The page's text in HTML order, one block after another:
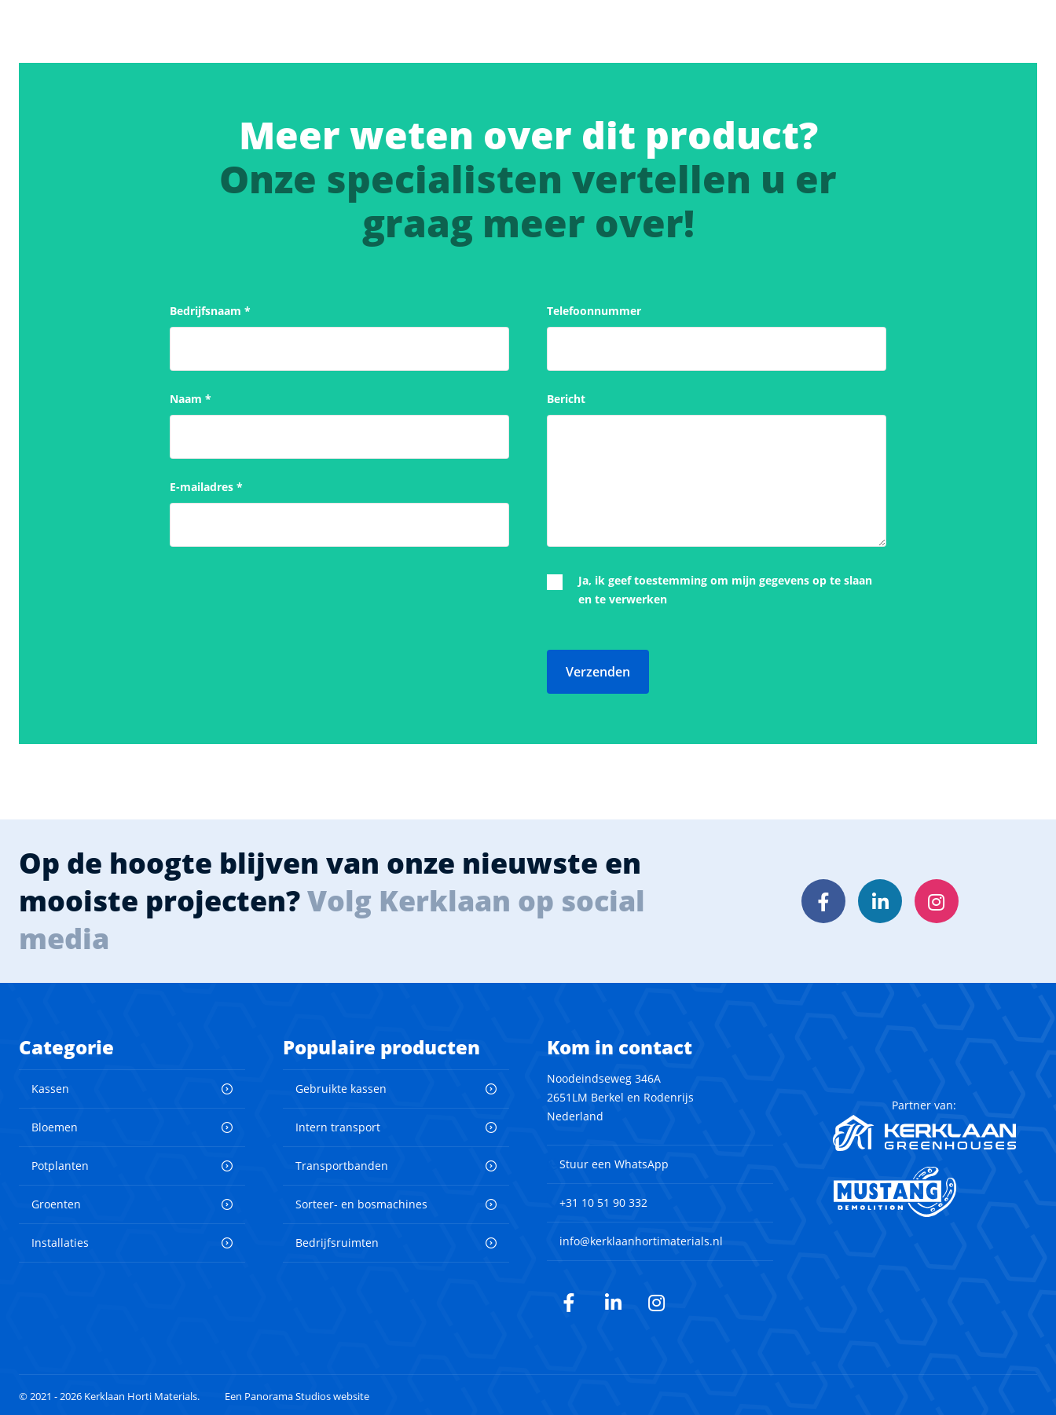
Meer weten over dit product?
Onze specialisten vertellen u er
graag meer over!
Bedrijfsnaam *
Naam *
E-mailadres *
Telefoonnummer
Bericht
Ja, ik geef toestemming om mijn gegevens op te slaan
en te verwerken
Verzenden
Op de hoogte blijven van onze nieuwste en
mooiste projecten?Volg Kerklaan op social
media
FacebookLinkedInInstagram
Categorie
Kassen
Bloemen
Potplanten
Groenten
Installaties
Populaire producten
Gebruikte kassen
Intern transport
Transportbanden
Sorteer- en bosmachines
Bedrijfsruimten
Kom in contact
Noodeindseweg 346A
2651LM Berkel en Rodenrijs
Nederland
Stuur een WhatsApp
+31 10 51 90 332
info@kerklaanhortimaterials.nl
Facebook
LinkedInInstagram
Partner van:
© 2021 - 2026 Kerklaan Horti Materials. Een Panorama Studios website